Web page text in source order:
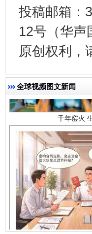
投稿邮箱：
12号（华声
原创权利，
全球视频图文新闻
千年窑火
揭开“小金库”